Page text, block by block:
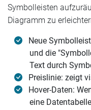
Symbolleisten
Diagramm zu
Neue
und die
Text durch
Preislinie: zeigt
Hover-Daten:
eine